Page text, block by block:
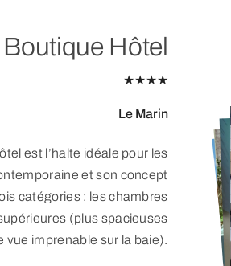
Hôtel
★★★★
Le Marin
est l’halte idéale pour les
et son concept
catégories : les chambres
(plus spacieuses
vue imprenable sur la baie).